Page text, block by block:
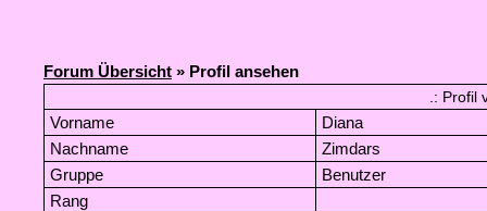
Forum Übersicht » Profil ansehen
.: Profil
Vorname
Diana
Nachname
Zimdars
Gruppe
Benutzer
Rang